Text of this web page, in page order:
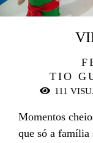
TIO
111
Momentos
que só a família